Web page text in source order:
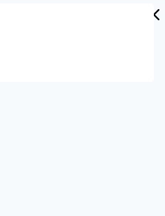
este lunes la